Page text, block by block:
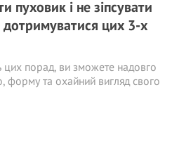
пуховик і не зіпсувати
дотримуватися цих 3-х
порад, ви зможете надовго
форму та охайний вигляд свого